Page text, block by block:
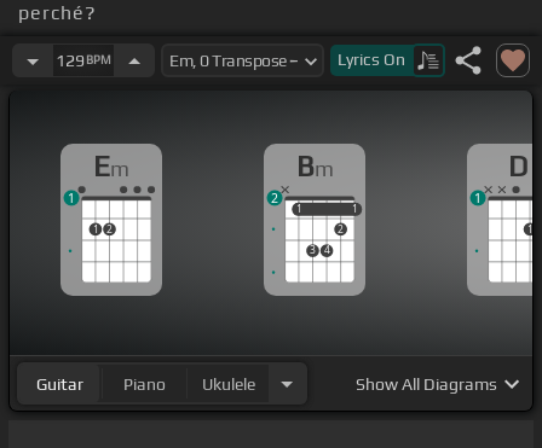
perché?
a te E penso
[Bm]
a te
pensi a me
129BPM Lyrics On
Em
1 2
1
Bm
1
3 4
2
1
1 1
2
D
1
1
Guitar Piano Ukulele ShowAll Diagrams